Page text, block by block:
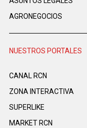
AGRONEGOCIOS
NUESTROS PORTALES
CANAL RCN
ZONA INTERACTIVA
SUPERLIKE
MARKET RCN